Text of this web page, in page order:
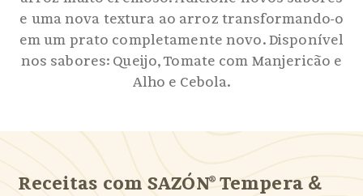
e uma nova textura ao arroz transformando-o
em um prato completamente novo. Disponível
nos sabores: Queijo, Tomate com Manjericão e
Alho e Cebola.
Receitas com SAZÓN® Tempera &